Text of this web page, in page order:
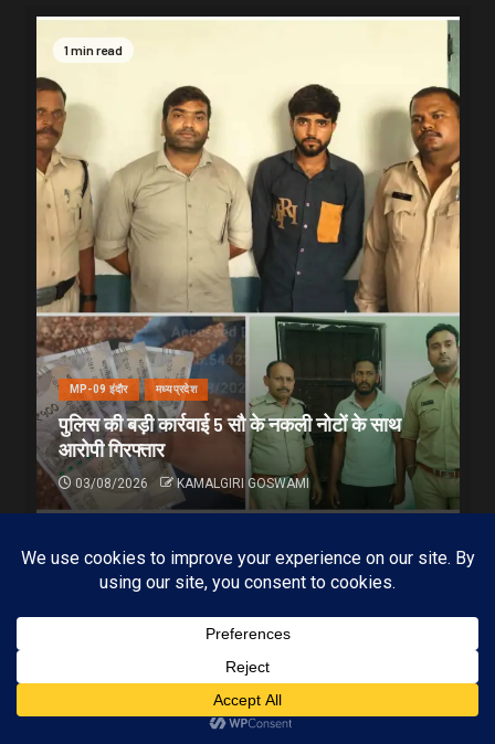
1 min read
MP-09 इंदौर मध्यप्रदेश
पुलिस की बड़ी कार्रवाई 5 सौ के नकली नोटों के साथ
आरोपी गिरफ्तार
03/08/2026 KAMALGIRI GOSWAMI
1 min read